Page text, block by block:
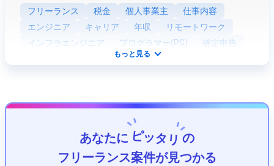
フリーランス 税金 個人事業主
仕事内容
エンジニア
キャリア 年収
リモートワーク
インフラエンジニア
プログラマー(PG)
確定申告
SE (システムエンジニア)
組込・制御エンジニア
Java ツール
PHP
職種
セキュリティエンジニア
プロジェクトマネージャー(PM)
JavaScript
ITコンサルタント
データサイエンティスト
もっと見る
あなたに ピッタリ の
フリーランス案件が見つかる